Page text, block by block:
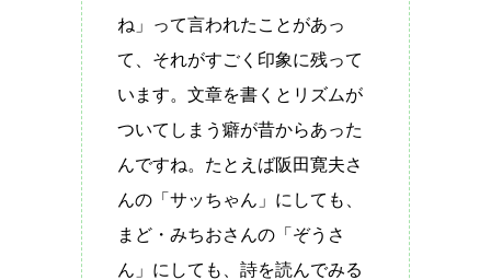
ね」って言われたことがあっ
て、それがすごく印象に残って
います。文章を書くとリズムが
ついてしまう癖が昔からあった
んですね。たとえば阪田寛夫さ
んの「サッちゃん」にしても、
まど・みちおさんの「ぞうさ
ん」にしても、詩を読んでみる